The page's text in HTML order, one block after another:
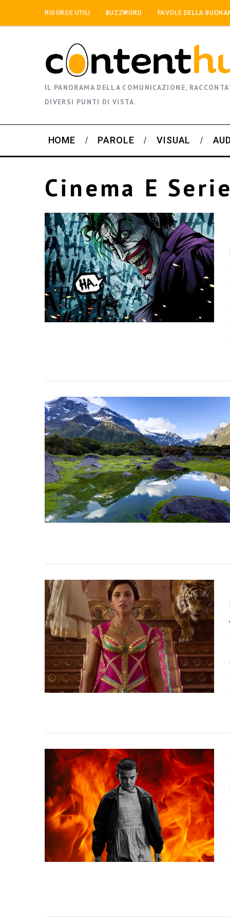
RISORSE UTILI BUZZWORD FAVOLE DELLA
IL PANORAMA DELLA COMUNICAZIONE,
DIVERSI PUNTI DI VISTA.
HOME PAROLE VISUAL
Cinema E